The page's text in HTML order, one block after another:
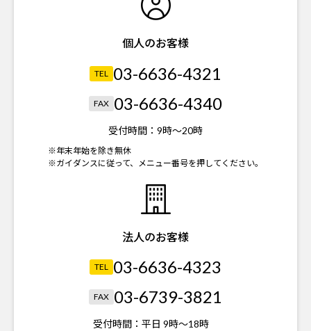
個人のお客様
TEL 03-6636-4321
FAX 03-6636-4340
受付時間： 9時～20時
※年末年始を除き無休
※ガイダンスに従って、メニュー番号を押してください。
法人のお客様
TEL 03-6636-4323
FAX 03-6739-3821
受付時間： 平日 9時～18時